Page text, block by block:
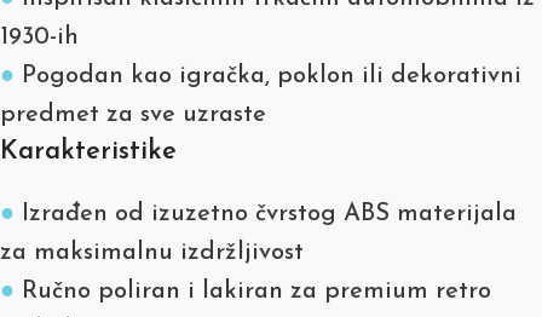
1930-ih
● Pogodan kao igračka, poklon ili dekorativni
predmet za sve uzraste
Karakteristike
● Izrađen od izuzetno čvrstog ABS materijala
za maksimalnu izdržljivost
● Ručno poliran i lakiran za premium retro